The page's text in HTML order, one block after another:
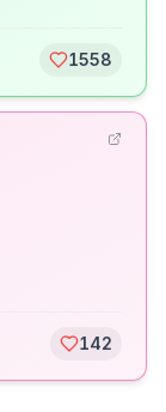
1558
142